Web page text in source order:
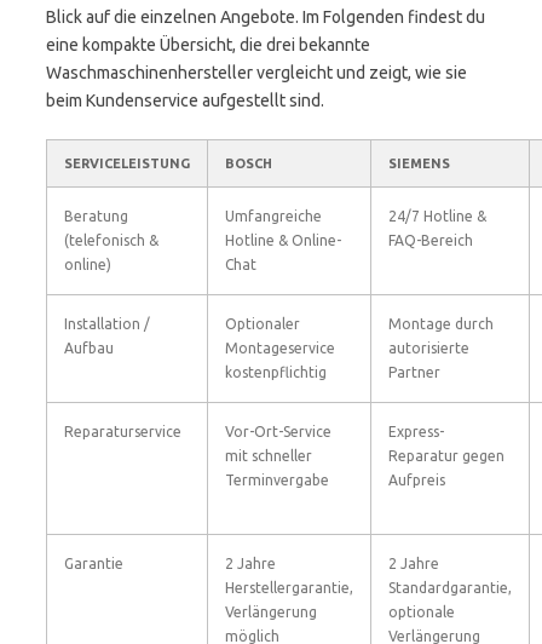
Blick auf die einzelnen Angebote. Im Folgenden findest du
eine kompakte Übersicht, die drei bekannte
Waschmaschinenhersteller vergleicht und zeigt, wie sie
beim Kundenservice aufgestellt sind.
SERVICELEISTUNG BOSCH SIEMENS
Beratung
(telefonisch &
online)
Umfangreiche
Hotline & Online-
Chat
24/7 Hotline &
FAQ-Bereich
Installation /
Aufbau
Optionaler
Montageservice
kostenpflichtig
Montage durch
autorisierte
Partner
Reparaturservice
Vor-Ort-Service
mit schneller
Terminvergabe
Express-
Reparatur gegen
Aufpreis
Garantie
2 Jahre
Herstellergarantie,
Verlängerung
möglich
2 Jahre
Standardgarantie,
optionale
Verlängerung